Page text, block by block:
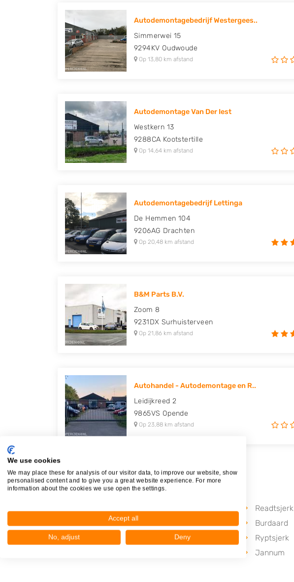
Autodemontagebedrijf Westergees..
Simmerwei 15
9294KV Oudwoude
Op 13,80 km afstand
Autodemontage Van Der Iest
Westkern 13
9288CA Kootstertille
Op 14,64 km afstand
Autodemontagebedrijf Lettinga
De Hemmen 104
9206AG Drachten
Op 20,48 km afstand
B&M Parts B.V.
Zoom 8
9231DX Surhuisterveen
Op 21,86 km afstand
Autohandel - Autodemontage en R..
Leidijkreed 2
9865VS Opende
Op 23,88 km afstand
Plaatsen in de buurt
Readtsjerk
Burdaard
Miedum
Ryptsjerk
Jannum
We use cookies
We may place these for analysis of our visitor data, to improve our website, show
personalised content and to give you a great website experience. For more
information about the cookies we use open the settings.
Accept all
No, adjust Deny